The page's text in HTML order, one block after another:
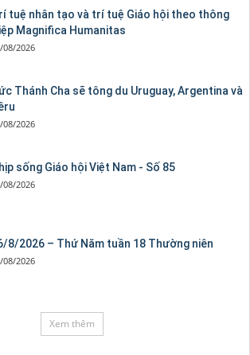
tuệ nhân tạo và trí tuệ Giáo hội theo thông
Magnifica Humanitas
08/2026
Thánh Cha sẽ tông du Uruguay, Argentina và
08/2026
sống Giáo hội Việt Nam - Số 85
08/2026
8/2026 – Thứ Năm tuần 18 Thường niên
08/2026
Xem thêm